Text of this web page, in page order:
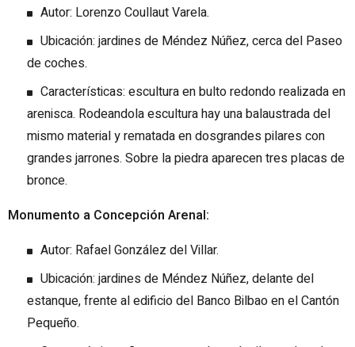
Autor: Lorenzo Coullaut Varela.
Ubicación: jardines de Méndez Núñez, cerca del Paseo
de coches.
Características: escultura en bulto redondo realizada en
arenisca. Rodeandola escultura hay una balaustrada del
mismo material y rematada en dosgrandes pilares con
grandes jarrones. Sobre la piedra aparecen tres placas de
bronce.
Monumento a Concepción Arenal:
Autor: Rafael González del Villar.
Ubicación: jardines de Méndez Núñez, delante del
estanque, frente al edificio del Banco Bilbao en el Cantón
Pequeño.